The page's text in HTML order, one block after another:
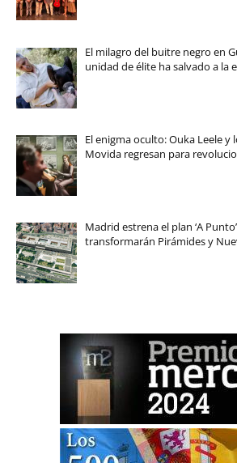
El milagro del buitre negro en
unidad de élite ha salvado a la
El enigma oculto: Ouka Leele y
Movida regresan para
Madrid estrena el plan ‘A
transformarán Pirámides y